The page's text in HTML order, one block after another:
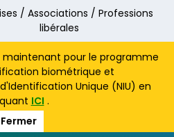
/ Associations / Professions
libérales
maintenant pour le programme
biométrique et
Unique (NIU) en
ICI .
Fermer